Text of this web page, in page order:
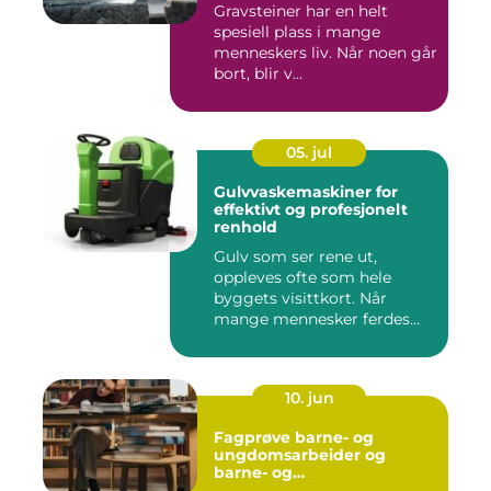
Gravsteiner har en helt
spesiell plass i mange
menneskers liv. Når noen går
bort, blir v...
05. jul
Gulvvaskemaskiner for
effektivt og profesjonelt
renhold
Gulv som ser rene ut,
oppleves ofte som hele
byggets visittkort. Når
mange mennesker ferdes
10. jun
Fagprøve barne- og
ungdomsarbeider og
barne- og